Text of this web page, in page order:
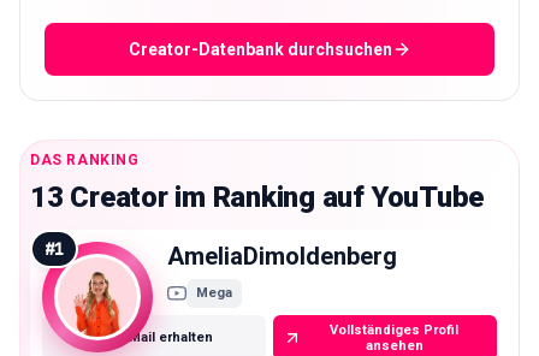
Creator-Datenbank durchsuchen
DAS RANKING
13 Creator im Ranking auf YouTube
#1 AmeliaDimoldenberg
Mega
E-Mail erhalten
Vollständiges Profil
ansehen